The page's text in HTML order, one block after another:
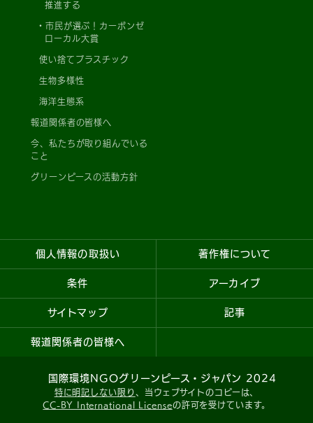
推進する
市民が選ぶ！カーボンゼ
ローカル大賞
使い捨てプラスチック
生物多様性
海洋生態系
報道関係者の皆様へ
今、私たちが取り組んでいる
こと
グリーンピースの活動方針
個人情報の取扱い 著作権について
条件 アーカイブ
サイトマップ 記事
報道関係者の皆様へ
国際環境NGOグリーンピース・ジャパン 2024
特に明記しない限り 、当ウェブサイトのコピーは、
CC-BY International Licenseの許可を受けています。